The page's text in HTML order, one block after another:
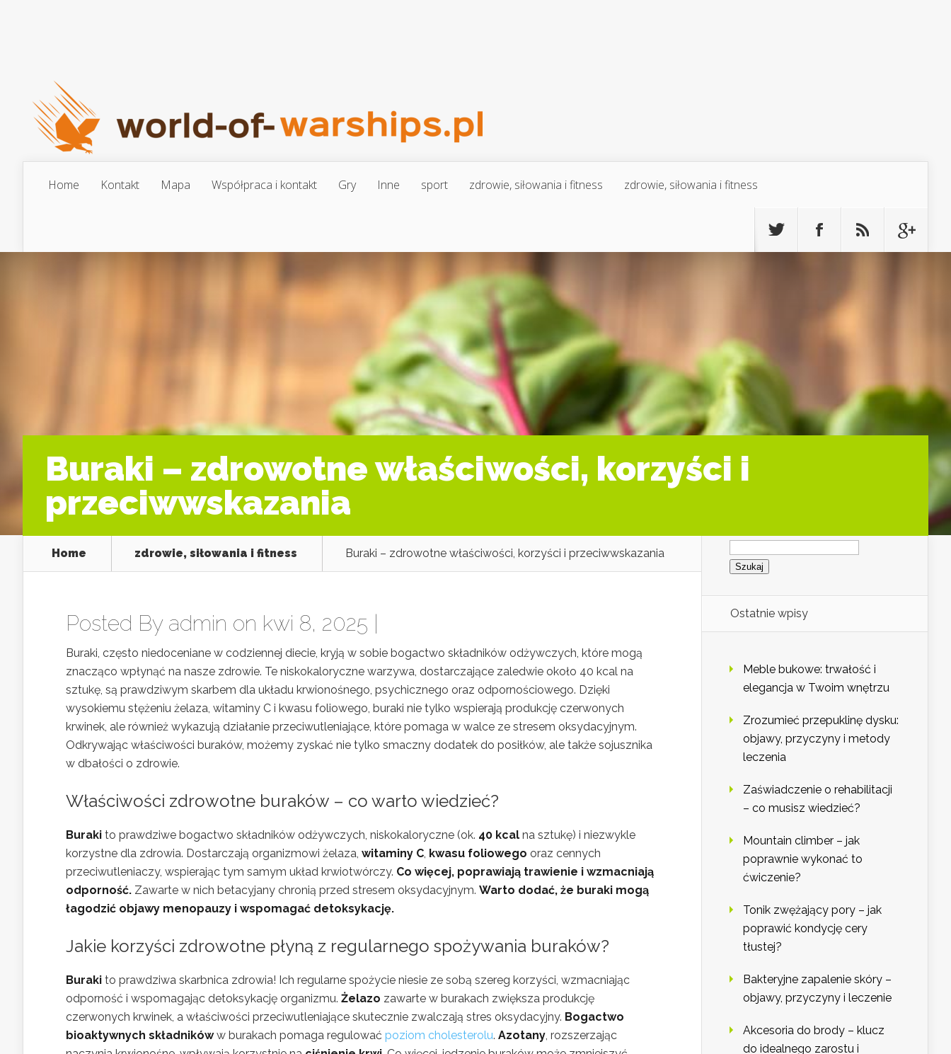
Home Kontakt Mapa Współpraca i kontakt Gry Inne sport zdrowie, siłowania i fitness zdrowie, siłowania i fitness
Buraki – zdrowotne właściwości, korzyści i
przeciwwskazania
Home zdrowie, siłowania i fitness Buraki – zdrowotne właściwości, korzyści i przeciwwskazania
Posted By admin on kwi 8, 2025 |
Buraki, często niedoceniane w codziennej diecie, kryją w sobie bogactwo składników odżywczych, które mogą
znacząco wpłynąć na nasze zdrowie. Te niskokaloryczne warzywa, dostarczające zaledwie około 40 kcal na
sztukę, są prawdziwym skarbem dla układu krwionośnego, psychicznego oraz odpornościowego. Dzięki
wysokiemu stężeniu żelaza, witaminy C i kwasu foliowego, buraki nie tylko wspierają produkcję czerwonych
krwinek, ale również wykazują działanie przeciwutleniające, które pomaga w walce ze stresem oksydacyjnym.
Odkrywając właściwości buraków, możemy zyskać nie tylko smaczny dodatek do posiłków, ale także sojusznika
w dbałości o zdrowie.
Właściwości zdrowotne buraków – co warto wiedzieć?
Buraki to prawdziwe bogactwo składników odżywczych, niskokaloryczne (ok. 40 kcal na sztukę) i niezwykle
korzystne dla zdrowia. Dostarczają organizmowi żelaza, witaminy C, kwasu foliowego oraz cennych
przeciwutleniaczy, wspierając tym samym układ krwiotwórczy. Co więcej, poprawiają trawienie i wzmacniają
odporność. Zawarte w nich betacyjany chronią przed stresem oksydacyjnym. Warto dodać, że buraki mogą
łagodzić objawy menopauzy i wspomagać detoksykację.
Jakie korzyści zdrowotne płyną z regularnego spożywania buraków?
Buraki to prawdziwa skarbnica zdrowia! Ich regularne spożycie niesie ze sobą szereg korzyści, wzmacniając
odporność i wspomagając detoksykację organizmu. Żelazo zawarte w burakach zwiększa produkcję
czerwonych krwinek, a właściwości przeciwutleniające skutecznie zwalczają stres oksydacyjny. Bogactwo
bioaktywnych składnikóww burakach pomaga regulować poziom cholesterolu. Azotany, rozszerzając
Szukaj:
Ostatnie wpisy
Meble bukowe: trwałość i
elegancja w Twoim wnętrzu
Zrozumieć przepuklinę dysku:
objawy, przyczyny i metody
leczenia
Zaświadczenie o rehabilitacji
– co musisz wiedzieć?
Mountain climber – jak
poprawnie wykonać to
ćwiczenie?
Tonik zwężający pory – jak
poprawić kondycję cery
tłustej?
Bakteryjne zapalenie skóry –
objawy, przyczyny i leczenie
Akcesoria do brody – klucz
do idealnego zarostu i